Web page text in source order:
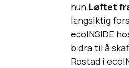
hun.Løftet
langsiktig
ecoINSIDE
bidra til å
Rostad i